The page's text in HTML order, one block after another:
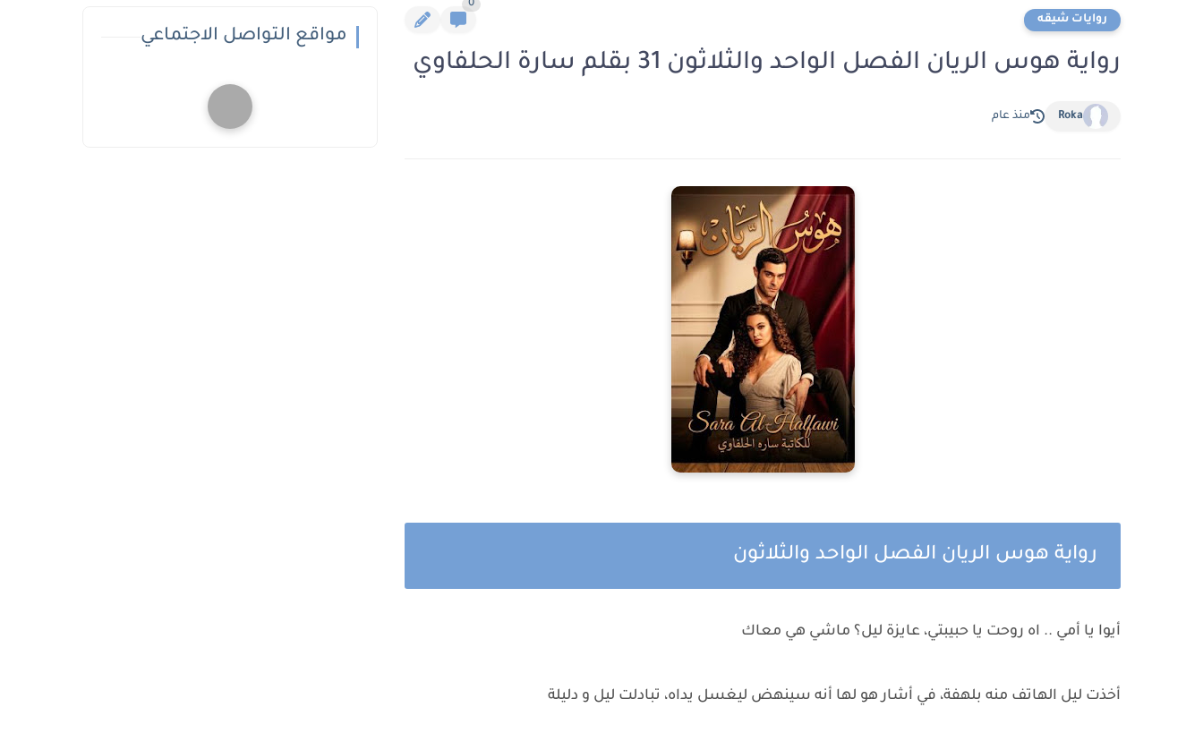
روايات شيقه
0
رواية هوس الريان الفصل الواحد والثلاثون 31 بقلم سارة الحلفاوي
Roka منذ عام
رواية هوس الريان الفصل الواحد والثلاثون
أيوا يا أمي .. اه روحت يا حبيبتي، عايزة ليل؟ ماشي هي معاك
أخذت ليل الهاتف منه بلهفة، في أشار هو لها أنه سينهض ليغسل يداه، تبادلت ليل و دليلة
مواقع التواصل الاجتماعي